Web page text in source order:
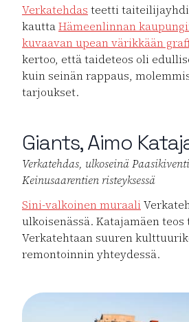
Verkatehdas teetti
kauttaHämeenlinnan
kuvaavan upean värikkään
kertoo, että taideteos oli
kuin seinän rappaus,
tarjoukset.
Giants, Aimo
Verkatehdas, ulkoseinä
Keinusaarentien risteyksessä
Sini-valkoinen muraali
ulkoisenässä. Katajamäen
Verkatehtaan suuren
remontoinnin yhteydessä.